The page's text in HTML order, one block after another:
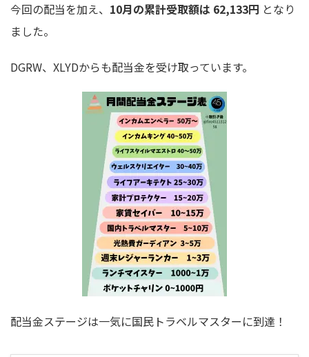
今回の配当を加え、 10月の累計受取額は 62,133円 となり
ました。
DGRW、XLYDからも配当金を受け取っています。
配当金ステージは一気に国民トラベルマスターに到達！